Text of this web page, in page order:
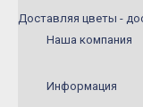
Игрушки
Доставляя цветы -
Наша компания
Информация